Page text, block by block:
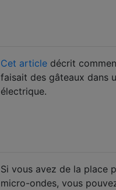
Cet article décrit
faisait des gâteaux dans
électrique.
Si vous avez de la place
micro-ondes, vous